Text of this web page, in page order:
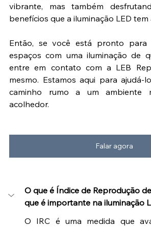
vibrante, mas também
benefícios que a iluminação LED tem
Então, se você está pronto para
espaços com uma iluminação de
entre em contato com a LEB
mesmo. Estamos aqui para ajudá-
caminho rumo a um ambiente
acolhedor.
Falar agora
O que é Índice de Reprodução
que é importante na iluminação
O IRC é uma medida que